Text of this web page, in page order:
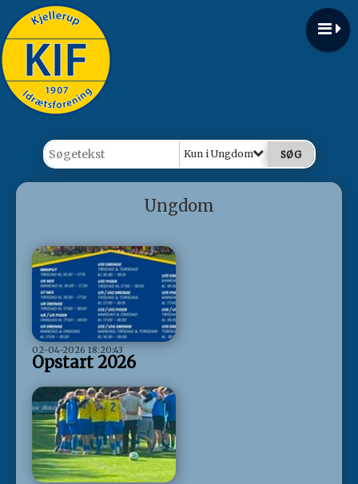
Kun i Ungdom
Ungdom
02-04-2026 18:20:43
Opstart 2026